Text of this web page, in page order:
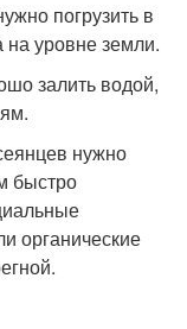
погрузить в
уровне земли.
залить водой,
нужно
быстро
органические